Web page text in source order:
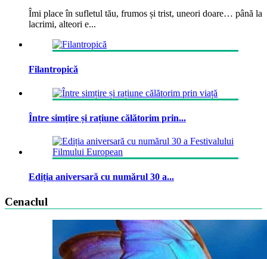
Îmi place în sufletul tău, frumos și trist, uneori doare… până la
lacrimi, alteori e...
Filantropică
Între simțire și rațiune călătorim prin...
Ediția aniversară cu numărul 30 a...
Cenaclul